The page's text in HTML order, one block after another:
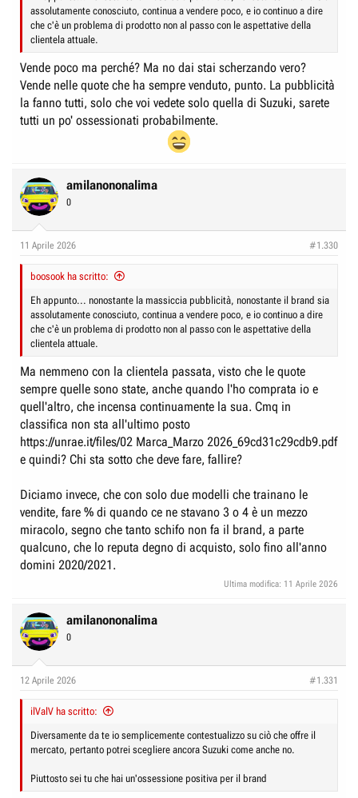
assolutamente conosciuto, continua a vendere poco, e io continuo a dire
che c'è un problema di prodotto non al passo con le aspettative della
clientela attuale.
Vende poco ma perché? Ma no dai stai scherzando vero?
Vende nelle quote che ha sempre venduto, punto. La pubblicità
la fanno tutti, solo che voi vedete solo quella di Suzuki, sarete
tutti un po' ossessionati probabilmente.
amilanononalima
0
11 Aprile 2026 #1.330
boosook ha scritto:
Eh appunto... nonostante la massiccia pubblicità, nonostante il brand sia
assolutamente conosciuto, continua a vendere poco, e io continuo a dire
che c'è un problema di prodotto non al passo con le aspettative della
clientela attuale.
Ma nemmeno con la clientela passata, visto che le quote
sempre quelle sono state, anche quando l'ho comprata io e
quell'altro, che incensa continuamente la sua. Cmq in
classifica non sta all'ultimo posto
https://unrae.it/files/02 Marca_Marzo 2026_69cd31c29cdb9.pdf
e quindi? Chi sta sotto che deve fare, fallire?
Diciamo invece, che con solo due modelli che trainano le
vendite, fare % di quando ce ne stavano 3 o 4 è un mezzo
miracolo, segno che tanto schifo non fa il brand, a parte
qualcuno, che lo reputa degno di acquisto, solo fino all'anno
domini 2020/2021.
Ultima modifica: 11 Aprile 2026
amilanononalima
0
12 Aprile 2026 #1.331
ilValV ha scritto:
Diversamente da te io semplicemente contestualizzo su ciò che offre il
mercato, pertanto potrei scegliere ancora Suzuki come anche no.
Piuttosto sei tu che hai un'ossessione positiva per il brand